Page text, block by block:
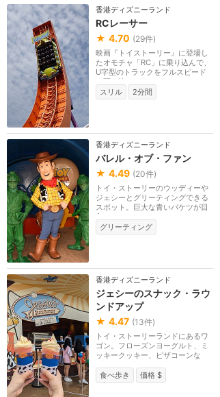
香港ディズニーランド
RCレーサー
★ 4.70 (29件)
映画『トイストーリー』に登場し
たオモチャ「RC」に乗り込んで、
U字型のトラックをフルスピード
で駆け抜けよう。一...
スリル
2分間
香港ディズニーランド
バレル・オブ・ファン
★ 4.49 (20件)
トイ・ストーリーのウッディーや
ジェシーとグリーティングできる
スポット。巨大な青いバケツが目
印です。
グリーティング
香港ディズニーランド
ジェシーのスナック・ラウ
ンドアップ
★ 4.47 (13件)
トイ・ストーリーランドにあるワ
ゴン。フローズンヨーグルト、ミ
ッキークッキー、ピザコーンな
食べ歩き
価格 $